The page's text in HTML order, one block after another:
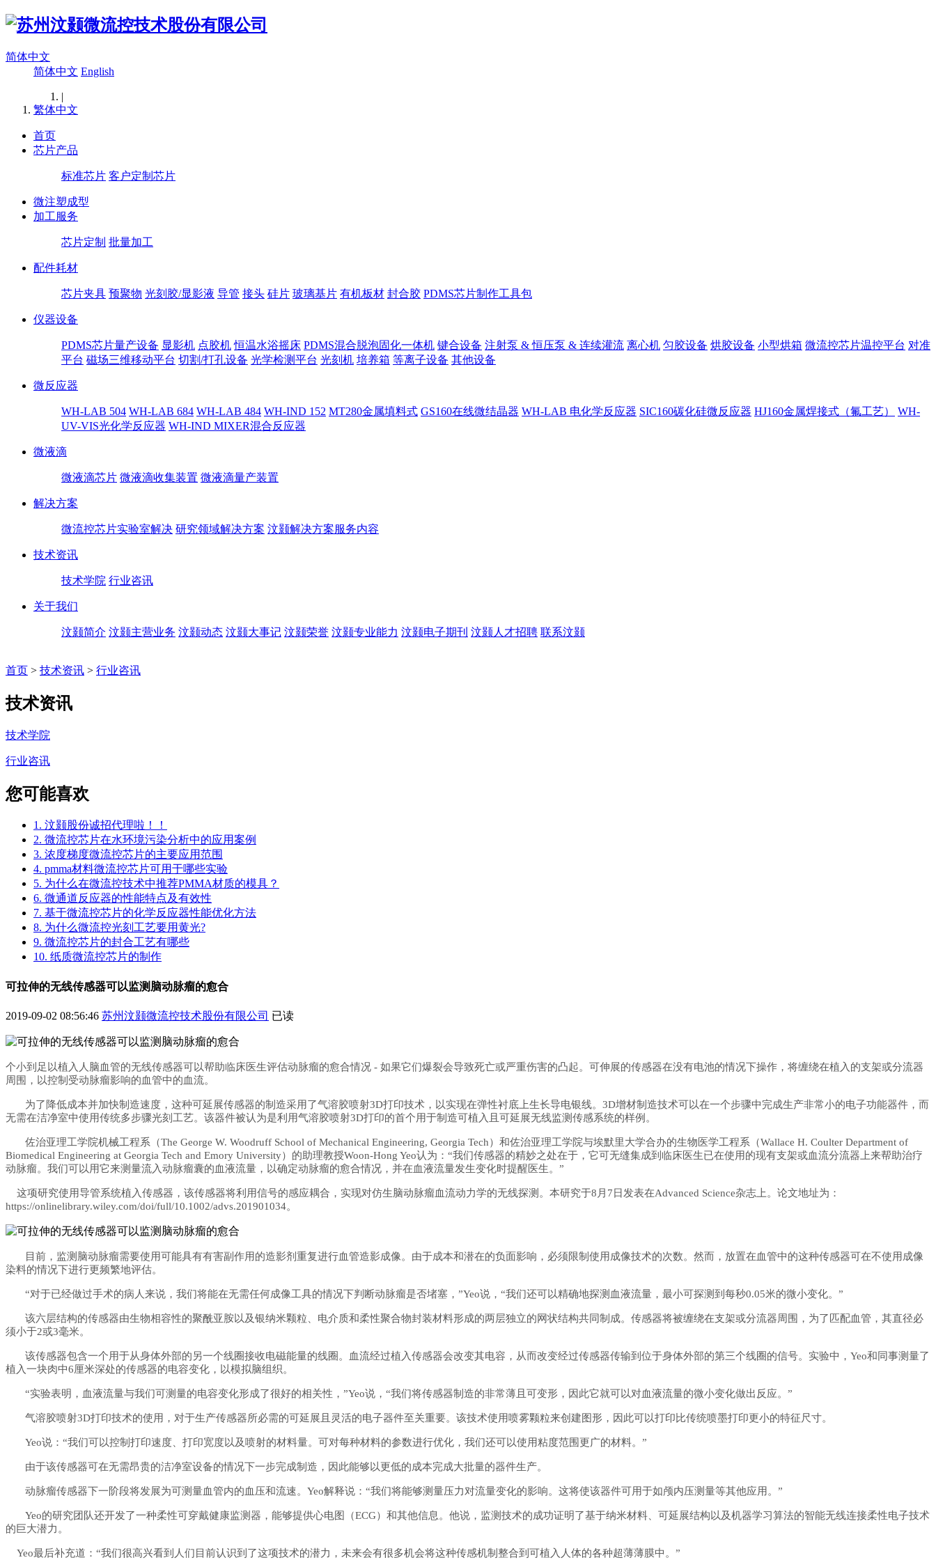
简体中文
简体中文 English
|
繁体中文
首页
芯片产品
标准芯片 客户定制芯片
微注塑成型
加工服务
芯片定制 批量加工
配件耗材
芯片夹具 预聚物 光刻胶/显影液 导管 接头 硅片 玻璃基片 有机板材 封合胶 PDMS芯片制作工具包
仪器设备
PDMS芯片量产设备 显影机 点胶机 恒温水浴摇床 PDMS混合脱泡固化一体机 键合设备 注射泵 & 恒压泵 & 连续灌流 离心机 匀胶设备 烘胶设备 小型烘箱 微流控芯片温控平台 对准
平台 磁场三维移动平台 切割/打孔设备 光学检测平台 光刻机 培养箱 等离子设备 其他设备
微反应器
WH-LAB 504 WH-LAB 684 WH-LAB 484 WH-IND 152 MT280金属填料式 GS160在线微结晶器 WH-LAB 电化学反应器 SIC160碳化硅微反应器 HJ160金属焊接式（氟工艺）
WH-
UV-VIS光化学反应器 WH-IND MIXER混合反应器
微液滴
微液滴芯片 微液滴收集装置 微液滴量产装置
解决方案
微流控芯片实验室解决 研究领域解决方案 汶颢解决方案服务内容
技术资讯
技术学院 行业咨讯
关于我们
汶颢简介 汶颢主营业务 汶颢动态 汶颢大事记 汶颢荣誉 汶颢专业能力 汶颢电子期刊 汶颢人才招聘 联系汶颢
首页 > 技术资讯 > 行业咨讯
技术资讯
技术学院
行业咨讯
您可能喜欢
1. 汶颢股份诚招代理啦！！
2. 微流控芯片在水环境污染分析中的应用案例
3. 浓度梯度微流控芯片的主要应用范围
4. pmma材料微流控芯片可用于哪些实验
5. 为什么在微流控技术中推荐PMMA材质的模具？
6. 微通道反应器的性能特点及有效性
7. 基于微流控芯片的化学反应器性能优化方法
8. 为什么微流控光刻工艺要用黄光?
9. 微流控芯片的封合工艺有哪些
10. 纸质微流控芯片的制作
可拉伸的无线传感器可以监测脑动脉瘤的愈合
2019-09-02 08:56:46 苏州汶颢微流控技术股份有限公司 已读
个小到足以植入人脑血管的无线传感器可以帮助临床医生评估动脉瘤的愈合情况 - 如果它们爆裂会导致死亡或严重伤害的凸起。可伸展的传感器在没有电池的情况下操作，将缠绕在植入的支架或分流器
周围，以控制受动脉瘤影响的血管中的血流。
为了降低成本并加快制造速度，这种可延展传感器的制造采用了气溶胶喷射3D打印技术，以实现在弹性衬底上生长导电银线。3D增材制造技术可以在一个步骤中完成生产非常小的电子功能器件，而
无需在洁净室中使用传统多步骤光刻工艺。该器件被认为是利用气溶胶喷射3D打印的首个用于制造可植入且可延展无线监测传感系统的样例。
佐治亚理工学院机械工程系（The George W. Woodruff School of Mechanical Engineering, Georgia Tech）和佐治亚理工学院与埃默里大学合办的生物医学工程系（Wallace H. Coulter Department of
Biomedical Engineering at Georgia Tech and Emory University）的助理教授Woon-Hong Yeo认为：“我们传感器的精妙之处在于，它可无缝集成到临床医生已在使用的现有支架或血流分流器上来帮助治疗
动脉瘤。我们可以用它来测量流入动脉瘤囊的血液流量，以确定动脉瘤的愈合情况，并在血液流量发生变化时提醒医生。”
这项研究使用导管系统植入传感器，该传感器将利用信号的感应耦合，实现对仿生脑动脉瘤血流动力学的无线探测。本研究于8月7日发表在Advanced Science杂志上。论文地址为：
https://onlinelibrary.wiley.com/doi/full/10.1002/advs.201901034。
目前，监测脑动脉瘤需要使用可能具有有害副作用的造影剂重复进行血管造影成像。由于成本和潜在的负面影响，必须限制使用成像技术的次数。然而，放置在血管中的这种传感器可在不使用成像
染料的情况下进行更频繁地评估。
“对于已经做过手术的病人来说，我们将能在无需任何成像工具的情况下判断动脉瘤是否堵塞，”Yeo说，“我们还可以精确地探测血液流量，最小可探测到每秒0.05米的微小变化。”
该六层结构的传感器由生物相容性的聚酰亚胺以及银纳米颗粒、电介质和柔性聚合物封装材料形成的两层独立的网状结构共同制成。传感器将被缠绕在支架或分流器周围，为了匹配血管，其直径必
须小于2或3毫米。
该传感器包含一个用于从身体外部的另一个线圈接收电磁能量的线圈。血流经过植入传感器会改变其电容，从而改变经过传感器传输到位于身体外部的第三个线圈的信号。实验中， Yeo和同事测量了
植入一块肉中6厘米深处的传感器的电容变化，以模拟脑组织。
“实验表明，血液流量与我们可测量的电容变化形成了很好的相关性，”Yeo说，“我们将传感器制造的非常薄且可变形，因此它就可以对血液流量的微小变化做出反应。”
气溶胶喷射3D打印技术的使用，对于生产传感器所必需的可延展且灵活的电子器件至关重要。该技术使用喷雾颗粒来创建图形，因此可以打印比传统喷墨打印更小的特征尺寸。
Yeo说：“我们可以控制打印速度、打印宽度以及喷射的材料量。可对每种材料的参数进行优化，我们还可以使用粘度范围更广的材料。”
由于该传感器可在无需昂贵的洁净室设备的情况下一步完成制造，因此能够以更低的成本完成大批量的器件生产。
动脉瘤传感器下一阶段将发展为可测量血管内的血压和流速。 Yeo解释说：“我们将能够测量压力对流量变化的影响。这将使该器件可用于如颅内压测量等其他应用。”
Yeo的研究团队还开发了一种柔性可穿戴健康监测器，能够提供心电图（ECG）和其他信息。他说，监测技术的成功证明了基于纳米材料、可延展结构以及机器学习算法的智能无线连接柔性电子技术
的巨大潜力。
Yeo最后补充道：“我们很高兴看到人们目前认识到了这项技术的潜力，未来会有很多机会将这种传感机制整合到可植入人体的各种超薄薄膜中。”